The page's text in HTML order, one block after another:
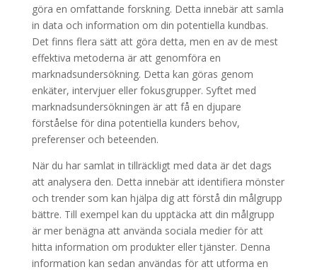
göra en omfattande forskning. Detta innebär att samla
in data och information om din potentiella kundbas.
Det finns flera sätt att göra detta, men en av de mest
effektiva metoderna är att genomföra en
marknadsundersökning. Detta kan göras genom
enkäter, intervjuer eller fokusgrupper. Syftet med
marknadsundersökningen är att få en djupare
förståelse för dina potentiella kunders behov,
preferenser och beteenden.
När du har samlat in tillräckligt med data är det dags
att analysera den. Detta innebär att identifiera mönster
och trender som kan hjälpa dig att förstå din målgrupp
bättre. Till exempel kan du upptäcka att din målgrupp
är mer benägna att använda sociala medier för att
hitta information om produkter eller tjänster. Denna
information kan sedan användas för att utforma en